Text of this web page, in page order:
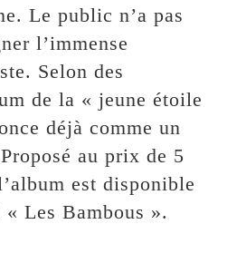
Le public n’a pas
l’immense
Selon des
de la « jeune étoile
déjà comme un
au prix de 5
est disponible
Les Bambous ».